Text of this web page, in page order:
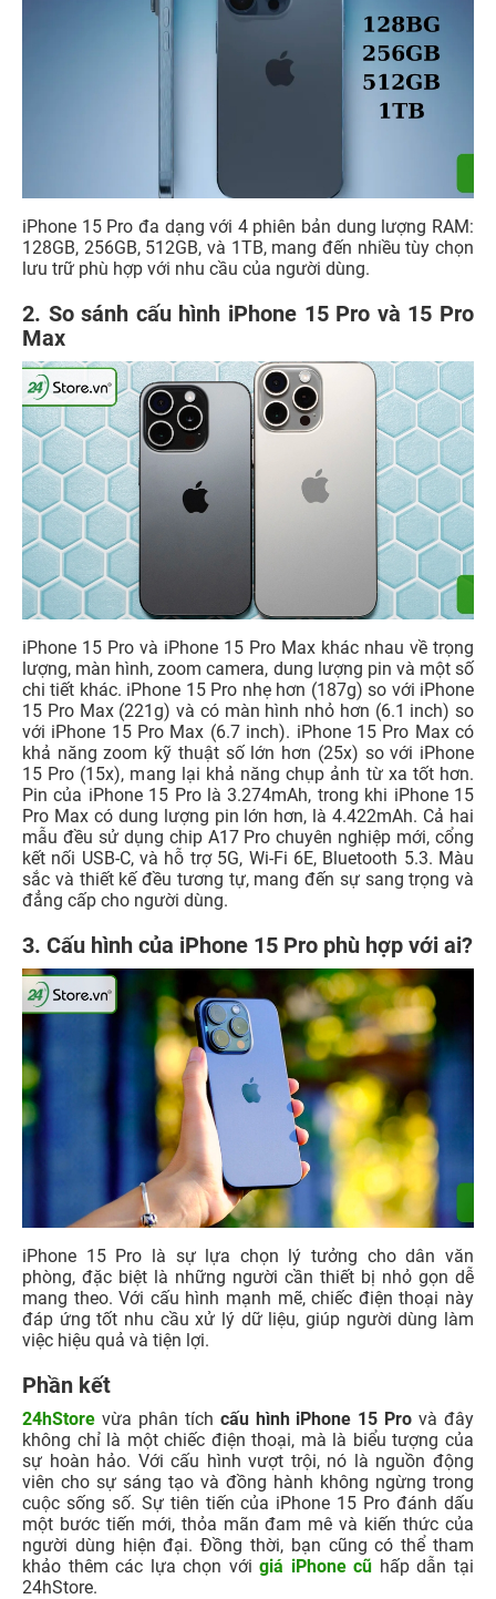
iPhone 15 Pro đa dạng với 4 phiên bản dung lượng RAM:
128GB, 256GB, 512GB, và 1TB, mang đến nhiều tùy chọn
lưu trữ phù hợp với nhu cầu của người dùng.
2. So sánh cấu hình iPhone 15 Pro và 15 Pro
Max
iPhone 15 Pro và iPhone 15 Pro Max khác nhau về trọng
lượng, màn hình, zoom camera, dung lượng pin và một số
chi tiết khác. iPhone 15 Pro nhẹ hơn (187g) so với iPhone
15 Pro Max (221g) và có màn hình nhỏ hơn (6.1 inch) so
với iPhone 15 Pro Max (6.7 inch). iPhone 15 Pro Max có
khả năng zoom kỹ thuật số lớn hơn (25x) so với iPhone
15 Pro (15x), mang lại khả năng chụp ảnh từ xa tốt hơn.
Pin của iPhone 15 Pro là 3.274mAh, trong khi iPhone 15
Pro Max có dung lượng pin lớn hơn, là 4.422mAh. Cả hai
mẫu đều sử dụng chip A17 Pro chuyên nghiệp mới, cổng
kết nối USB-C, và hỗ trợ 5G, Wi-Fi 6E, Bluetooth 5.3. Màu
sắc và thiết kế đều tương tự, mang đến sự sang trọng và
đẳng cấp cho người dùng.
3. Cấu hình của iPhone 15 Pro phù hợp với ai?
iPhone 15 Pro là sự lựa chọn lý tưởng cho dân văn
phòng, đặc biệt là những người cần thiết bị nhỏ gọn dễ
mang theo. Với cấu hình mạnh mẽ, chiếc điện thoại này
đáp ứng tốt nhu cầu xử lý dữ liệu, giúp người dùng làm
việc hiệu quả và tiện lợi.
Phần kết
24hStore vừa phân tích cấu hình iPhone 15 Provà đây
không chỉ là một chiếc điện thoại, mà là biểu tượng của
sự hoàn hảo. Với cấu hình vượt trội, nó là nguồn động
viên cho sự sáng tạo và đồng hành không ngừng trong
cuộc sống số. Sự tiên tiến của iPhone 15 Pro đánh dấu
một bước tiến mới, thỏa mãn đam mê và kiến thức của
người dùng hiện đại. Đồng thời, bạn cũng có thể tham
khảo thêm các lựa chọn vớigiá iPhone cũ hấp dẫn tại
24hStore.